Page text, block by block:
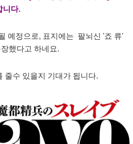
니다.
예정으로, 표지에는 팔뇌신 '죠 류'
했다고 하네요.
줄수 있을지 기대가 됩니다.